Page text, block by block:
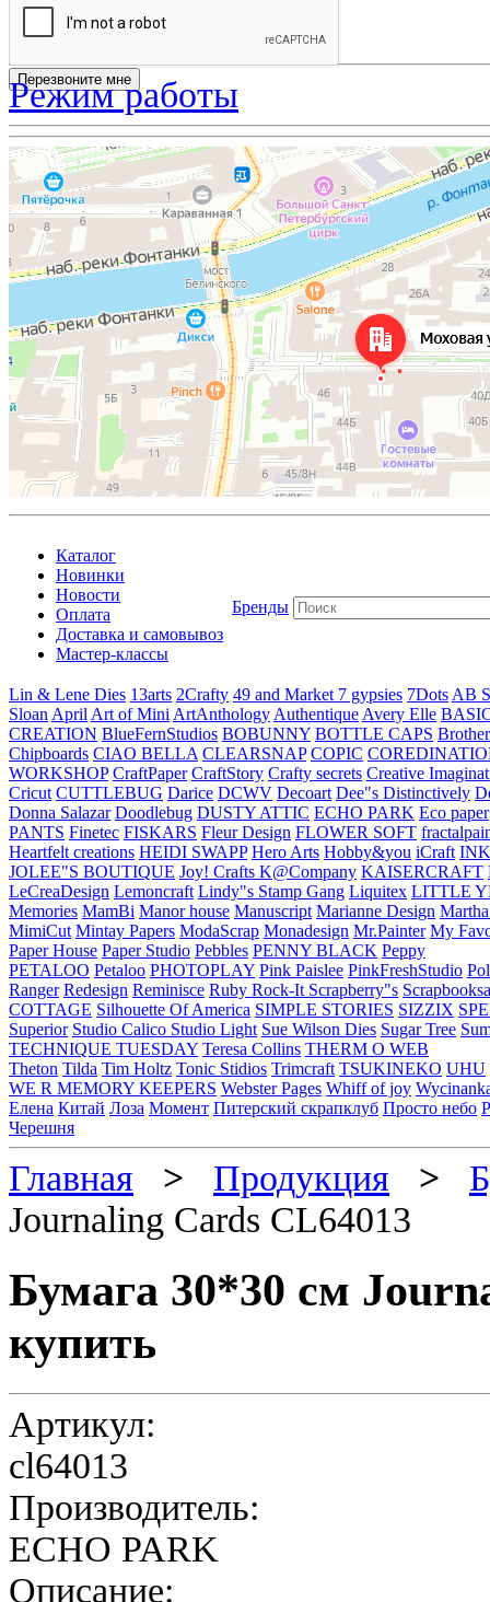
Режим работы
Каталог
Новинки
Новости
Оплата
Доставка и самовывоз
Мастер-классы
Бренды
Lin & Lene Dies 13arts 2Crafty 49 and Market 7 gypsies 7Dots AB
Sloan April Art of Mini ArtAnthology Authentique Avery Elle
CREATION BlueFernStudios BOBUNNY BOTTLE CAPS Brother
Chipboards CIAO BELLA CLEARSNAP COPIC
WORKSHOP CraftPaper CraftStory Crafty secrets Creative
Cricut CUTTLEBUG Darice DCWV Decoart Dee"s Distinctively
Donna Salazar Doodlebug DUSTY ATTIC ECHO PARK Eco paper
PANTS Finetec FISKARS Fleur Design FLOWER SOFT
Heartfelt creations HEIDI SWAPP Hero Arts Hobby&you iCraft
JOLEE"S BOUTIQUE Joy! Crafts K@Company KAISERCRAFT
LeCreaDesign Lemoncraft Lindy"s Stamp Gang Liquitex LITTLE
Memories MamBi Manor house Manuscript Marianne Design
MimiCut Mintay Papers ModaScrap Monadesign Mr.Painter My
Paper House Paper Studio Pebbles PENNY BLACK Peppy
PETALOO Petaloo PHOTOPLAY Pink Paislee PinkFreshStudio
Ranger Redesign Reminisce Ruby Rock-It Scrapberry"s
COTTAGE Silhouette Of America SIMPLE STORIES SIZZIX
Superior Studio Calico Studio Light Sue Wilson Dies Sugar Tree
TECHNIQUE TUESDAY Teresa Collins THERM O WEB
Theton Tilda Tim Holtz Tonic Stidios Trimcraft TSUKINEKO UHU
WE R MEMORY KEEPERS Webster Pages Whiff of joy
Елена Китай Лоза Момент Питерский скрапклуб Просто небо
Черешня
Главная > Продукция >
Journaling Cards CL64013
Бумага 30*30 см
купить
Артикул:
cl64013
Производитель:
ECHO PARK
Описание: